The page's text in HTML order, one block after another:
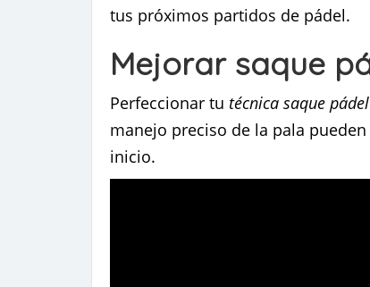
tus próximos partidos de pádel.
Mejorar saque
Perfeccionar tu técnica saque pádel
manejo preciso de la pala
inicio.